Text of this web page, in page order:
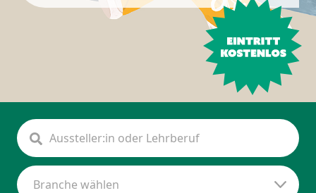
Branche wählen